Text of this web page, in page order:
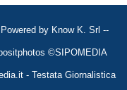
by Know K. Srl --
©SIPOMEDIA
- Testata Giornalistica